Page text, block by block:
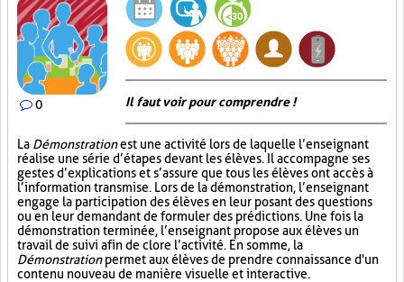
0 Il faut voir pour comprendre !
La Démonstrationest une activité lors de laquelle l’enseignant
réalise une série d’étapes devant les élèves. Il accompagne ses
gestes d’explications et s’assure que tous les élèves ont accès à
l’information transmise. Lors de la démonstration, l’enseignant
engage la participation des élèves en leur posant des questions
ou en leur demandant de formuler des prédictions. Une fois la
démonstration terminée, l’enseignant propose aux élèves un
travail de suivi afin de clore l’activité. En somme, la
Démonstrationpermet aux élèves de prendre connaissance d'un
contenu nouveau de manière visuelle et interactive.